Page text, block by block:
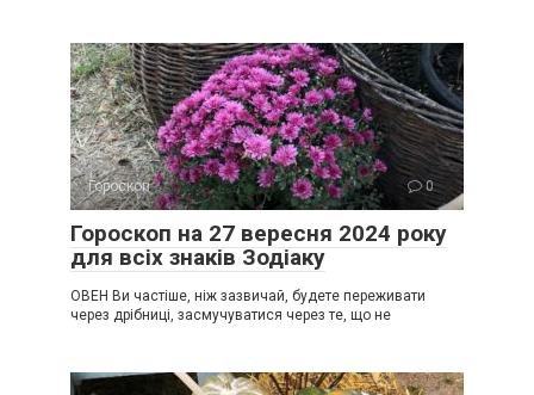
Гороскоп 0
Гороскоп на 27 вересня 2024 року
для всіх знаків Зодіаку
ОВЕН Ви частіше, ніж зазвичай, будете переживати
через дрібниці, засмучуватися через те, що не